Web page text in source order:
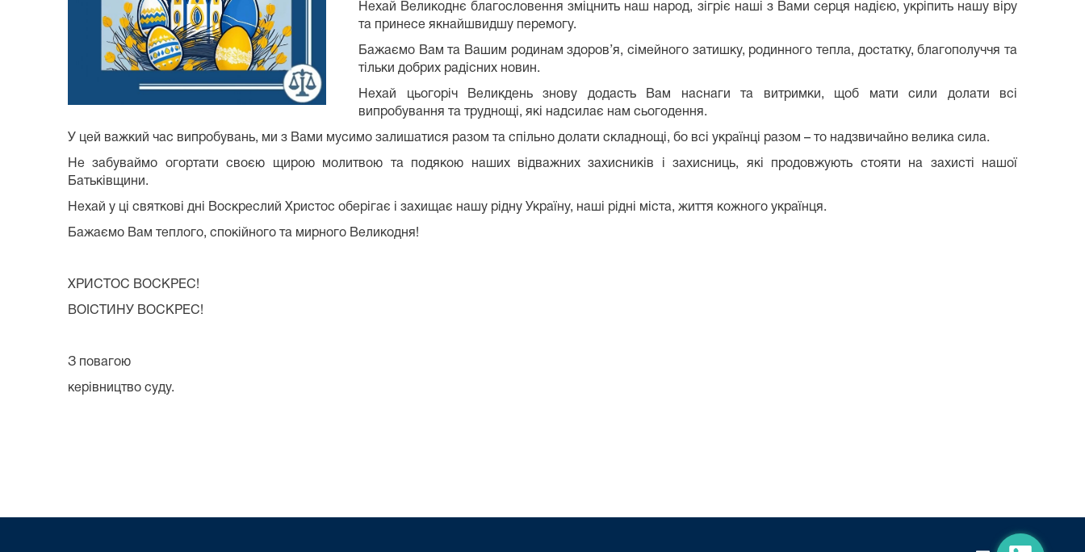
Нехай Великоднє благословення зміцнить наш народ, зігріє наші з Вами серця надією, укріпить нашу віру
та принесе якнайшвидшу перемогу.
Бажаємо Вам та Вашим родинам здоров’я, сімейного затишку, родинного тепла, достатку, благополуччя та
тільки добрих радісних новин.
Нехай цьогоріч Великдень знову додасть Вам наснаги та витримки, щоб мати сили долати всі
випробування та труднощі, які надсилає нам сьогодення.
У цей важкий час випробувань, ми з Вами мусимо залишатися разом та спільно долати складнощі, бо всі українці разом – то надзвичайно велика сила.
Не забуваймо огортати своєю щирою молитвою та подякою наших відважних захисників і захисниць, які продовжують стояти на захисті нашої
Батьківщини.
Нехай у ці святкові дні Воскреслий Христос оберігає і захищає нашу рідну Україну, наші рідні міста, життя кожного українця.
Бажаємо Вам теплого, спокійного та мирного Великодня!
ХРИСТОС ВОСКРЕС!
ВОІСТИНУ ВОСКРЕС!
З повагою
керівництво суду.